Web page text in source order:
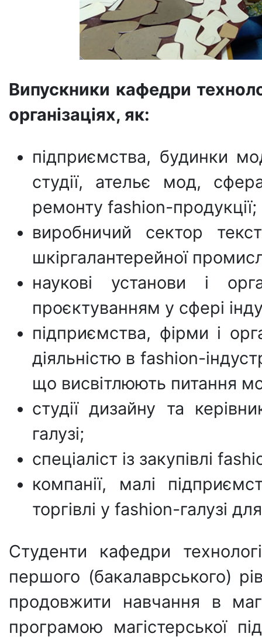
Випускники кафедри
організаціях, як:
підприємства, будинки
студії, ательє мод,
ремонту fashion-продукції;
виробничий сектор
шкіргалантерейної
наукові установи i
проєктуванням у сфері
підприємства, фірми i
діяльністю в fashion-
що висвітлюють питання
студії дизайну та
галузі;
спеціаліст із закупівлі
компанії, малі
торгівлі у fashion-галузі
Студенти кафедри
першого (бакалаврського)
продовжити навчання в
програмою магістерської